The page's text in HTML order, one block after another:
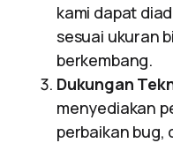
kami dapat
sesuai ukuran
berkembang.
Dukungan
menyediakan
perbaikan bug,